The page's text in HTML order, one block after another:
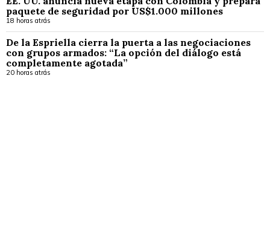
paquete de seguridad por US$1.000 millones
18 horas atrás
De la Espriella cierra la puerta a las negociaciones
con grupos armados: “La opción del diálogo está
completamente agotada”
20 horas atrás